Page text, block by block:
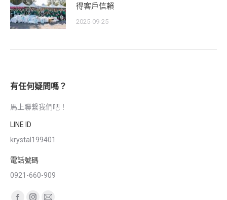
得客戶信賴
2025-09-25
有任何疑問嗎？
馬上聯繫我們吧！
LINE ID
krystal199401
電話號碼
0921-660-909
Find us on: